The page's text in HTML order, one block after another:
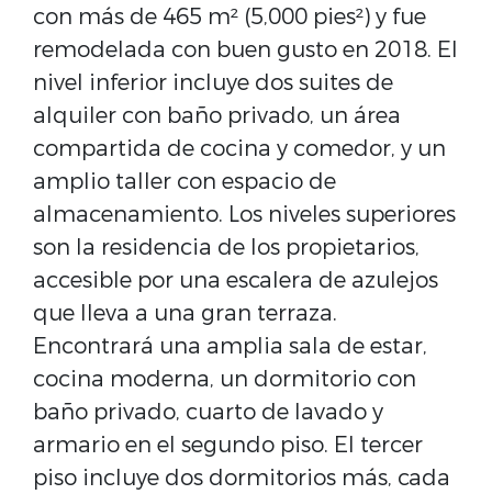
con más de 465 m² (5,000 pies²) y fue
remodelada con buen gusto en 2018. El
nivel inferior incluye dos suites de
alquiler con baño privado, un área
compartida de cocina y comedor, y un
amplio taller con espacio de
almacenamiento. Los niveles superiores
son la residencia de los propietarios,
accesible por una escalera de azulejos
que lleva a una gran terraza.
Encontrará una amplia sala de estar,
cocina moderna, un dormitorio con
baño privado, cuarto de lavado y
armario en el segundo piso. El tercer
piso incluye dos dormitorios más, cada